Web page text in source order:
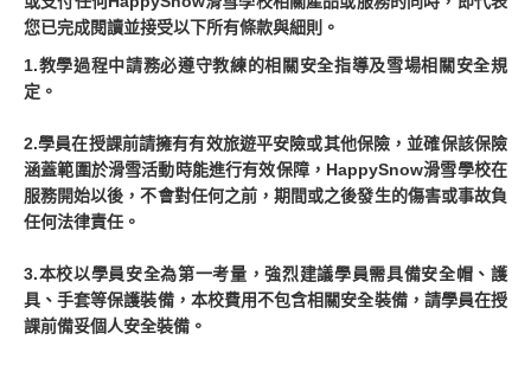
您已完成閱讀並接受以下所有條款與細則。
1.教學過程中請務必遵守教練的相關安全指導及雪場相關安全規
定。
2.學員在授課前請擁有有效旅遊平安險或其他保險，並確保該保險
涵蓋範圍於滑雪活動時能進行有效保障，HappySnow滑雪學校在
服務開始以後，不會對任何之前，期間或之後發生的傷害或事故負
任何法律責任。
3.本校以學員安全為第一考量，強烈建議學員需具備安全帽、護
具、手套等保護裝備，本校費用不包含相關安全裝備，請學員在授
課前備妥個人安全裝備。